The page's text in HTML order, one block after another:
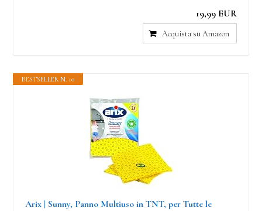
19,99 EUR
Acquista su Amazon
BESTSELLER N. 10
Arix | Sunny, Panno Multiuso in TNT, per Tutte le